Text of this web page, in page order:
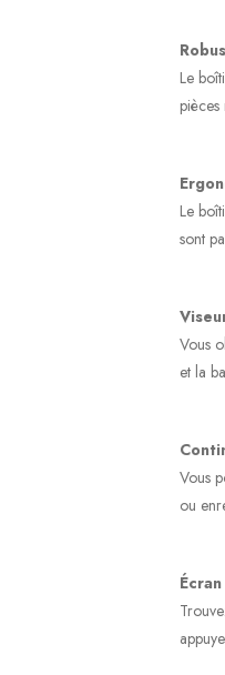
Le
Le
sont
Vous
et la
Vous
ou